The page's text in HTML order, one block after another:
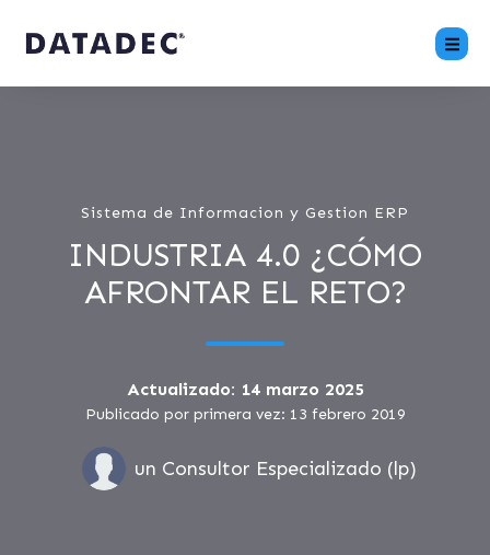
Sistema de Informacion y Gestion ERP
INDUSTRIA 4.0 ¿CÓMO
AFRONTAR EL RETO?
Actualizado: 14 marzo 2025
Publicado por primera vez: 13 febrero 2019
un Consultor Especializado (lp)